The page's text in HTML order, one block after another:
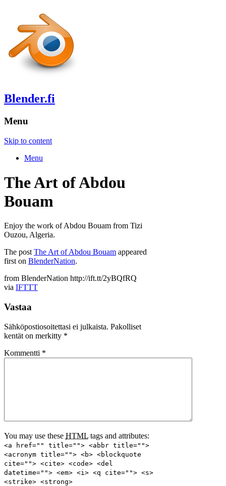
Blender.fi
Menu
Skip to content
Menu
The Art of Abdou
Bouam
Enjoy the work of Abdou Bouam from Tizi
Ouzou, Algeria.
The postThe Art of Abdou Bouam appeared
first on BlenderNation.
from BlenderNation http://ift.tt/2yBQfRQ
via IFTTT
Vastaa
Sähköpostiosoitettasi ei julkaista. Pakolliset
kentät on merkitty *
Kommentti *
You may use these HTML tags and attributes:
<a href="" title=""> <abbr title="">
<acronym title=""> <b> <blockquote
cite=""> <cite> <code> <del
datetime=""> <em> <i> <q cite=""> <s>
<strike> <strong>